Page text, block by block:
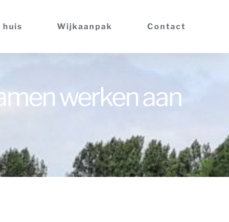
huis Wijkaanpak Contact
werken aan